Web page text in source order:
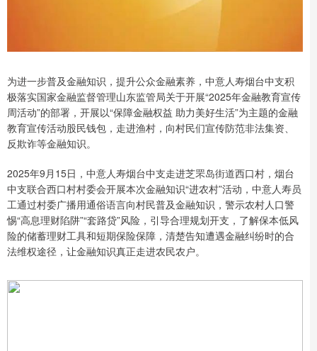
为进一步普及金融知识，提升公众金融素养，中意人寿烟台中支积
极落实国家金融监督管理山东监管局关于开展“2025年金融教育宣传
周活动”的部署，开展以“保障金融权益 助力美好生活”为主题的金融
教育宣传活动股民钱包，走进渔村，向村民们宣传防范非法集资、
反欺诈等金融知识。
2025年9月15日，中意人寿烟台中支走进芝罘岛街道西口村，烟台
中支联合西口村村委会开展本次金融知识“进农村”活动，中意人寿员
工通过村委广播用通俗语言向村民普及金融知识，警示农村人口警
惕“高息理财陷阱”“套路贷”风险，引导合理规划开支，了解保本低风
险的储蓄理财工具和短期保险保障，清楚告知遭遇金融纠纷时的合
法维权途径，让金融知识真正走进农民农户。